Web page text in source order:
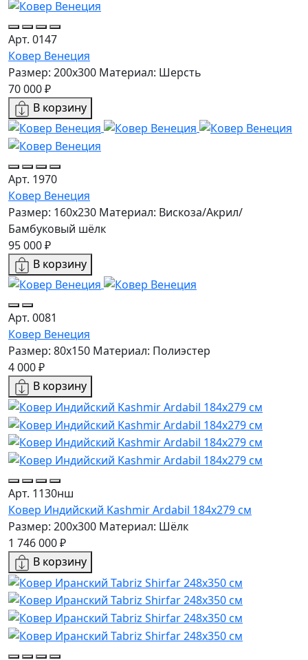
Арт. 0147
Ковер Венеция
Размер: 200х300 Материал: Шерсть
70 000 ₽
В корзину
Арт. 1970
Ковер Венеция
Размер: 160х230 Материал: Вискоза/Акрил/
Бамбуковый шёлк
95 000 ₽
В корзину
Арт. 0081
Ковер Венеция
Размер: 80x150 Материал: Полиэстер
4 000 ₽
В корзину
Арт. 1130нш
Ковер Индийский Kashmir Ardabil 184x279 см
Размер: 200x300 Материал: Шёлк
1 746 000 ₽
В корзину